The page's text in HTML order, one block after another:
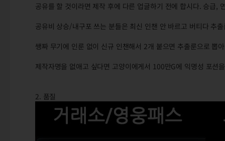
공유를 할 것이라면 제작 후에 다른 업글하기 전에 합시다. 승급,
공유비 상승/내구포 쓰는 분들은 최신 인챈 안 바르고 버티다 추
쌩짜 무기에 인룬 없이 신규 인챈해서 2개 붙으면 추출룬으로 뽑
제작자명을 없애고 싶다면 고양이에게서 100만G에 익명성 포션
2. 품질